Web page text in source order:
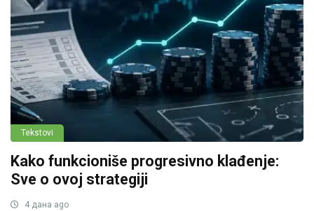
Tekstovi
Kako funkcioniše progresivno klađenje:
Sve o ovoj strategiji
4 дана ago